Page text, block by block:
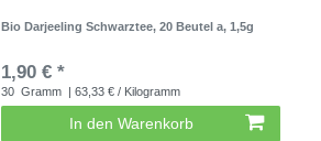
Bio Darjeeling Schwarztee, 20 Beutel a, 1,5g
1,90 € *
30 Gramm | 63,33 € / Kilogramm
In den Warenkorb